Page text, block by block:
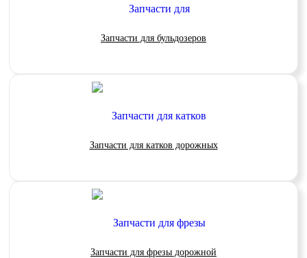
Запчасти для бульдозеров
Запчасти для катков дорожных
Запчасти для фрезы дорожной